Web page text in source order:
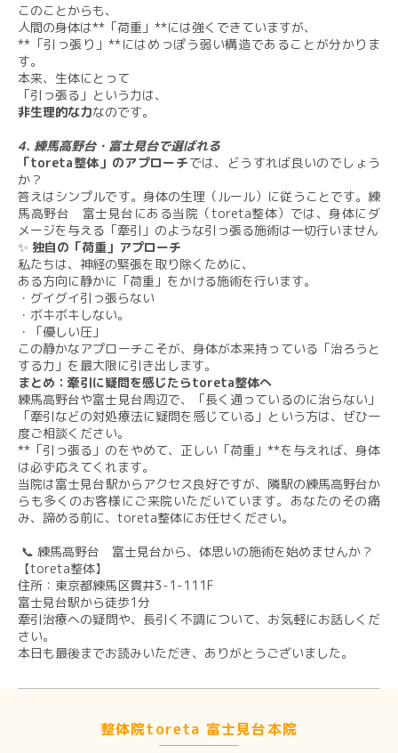
​このことからも、
人間の身体は**「荷重」**には強くできていますが、
**「引っ張り」**にはめっぽう弱い構造であることが分かりま
す。
​本来、生体にとって
「引っ張る」という力は、
非生理的な力なのです。
​4. 練馬高野台・富士見台で選ばれる
「toreta整体」のアプローチ​では、どうすれば良いのでしょう
か？​
答えはシンプルです。身体の生理（ルール）に従うことです。​練
馬高野台 富士見台にある当院（toreta整体）では、身体にダ
メージを与える「牽引」のような引っ張る施術は一切行いません
​✨ 独自の「荷重」アプローチ​
私たちは、神経の緊張を取り除くために、
ある方向に静かに「荷重」をかける施術を行います。​
・グイグイ引っ張らない​
・ボキボキしない​。
・「優しい圧​」
この静かなアプローチこそが、身体が本来持っている「治ろうと
する力」を最大限に引き出します。
まとめ：牽引に疑問を感じたらtoreta整体へ
練馬高野台や富士見台周辺で、​「長く通っているのに治らない」
「牽引などの対処療法に疑問を感じている」​という方は、ぜひ一
度ご相談ください。​
**「引っ張る」のをやめて、正しい「荷重」**を与えれば、身体
は必ず応えてくれます。
​当院は富士見台駅からアクセス良好ですが、隣駅の練馬高野台か
らも多くのお客様にご来院いただいています。​あなたのその痛
み、諦める前に、toreta整体にお任せください。
​ 📞 練馬高野台 富士見台から、体思いの施術を始めませんか？
​【toreta整体】
​住所：東京都練馬区貫井3-1-111F
​富士見台駅から徒歩1分
​牽引治療への疑問や、長引く不調について、お気軽にお話しくだ
さい。
本日も最後までお読みいただき、ありがとうございました。
整体院toreta 富士見台本院